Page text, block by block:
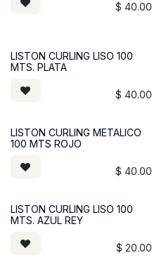
$ 40.00
LISTON CURLING LISO 100
MTS. PLATA
$ 40.00
LISTON CURLING METALICO
100 MTS ROJO
$ 40.00
LISTON CURLING LISO 100
MTS. AZUL REY
$ 20.00